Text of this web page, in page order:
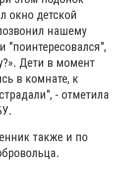
окно детской
нашему
"поинтересовался",
Дети в момент
в комнате, к
- отметила
также и по